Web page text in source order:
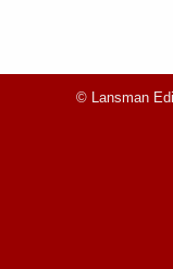
© Lansman